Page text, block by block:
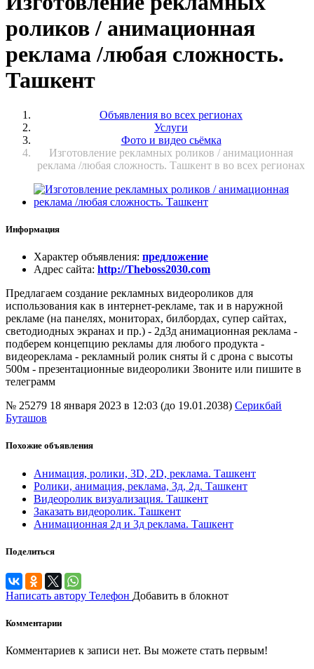
роликов / анимационная
реклама /любая сложность.
Ташкент
Объявления во всех регионах
Услуги
Фото и видео сьёмка
Изготовление рекламных роликов / анимационная
реклама /любая сложность. Ташкент в во всех регионах
Информация
Характер объявления: предложение
Адрес сайта: http://Theboss2030.com
Предлагаем создание рекламных видеороликов для
использования как в интернет-рекламе, так и в наружной
рекламе (на панелях, мониторах, билбордах, супер сайтах,
светодиодных экранах и пр.) - 2д3д анимационная реклама -
подберем концепцию рекламы для любого продукта -
видеореклама - рекламный ролик сняты й с дрона с высоты
500м - презентационные видеоролики Звоните или пишите в
телеграмм
№ 25279 18 января 2023 в 12:03 (до 19.01.2038) Серикбай
Буташов
Похожие объявления
Анимация, ролики, 3D, 2D, реклама. Ташкент
Ролики, анимация, реклама, 3д, 2д. Ташкент
Видеоролик визуализация. Ташкент
Заказать видеоролик. Ташкент
Анимационная 2д и 3д реклама. Ташкент
Поделиться
Написать автору Телефон Добавить в блокнот
Комментарии
Комментариев к записи нет. Вы можете стать первым!